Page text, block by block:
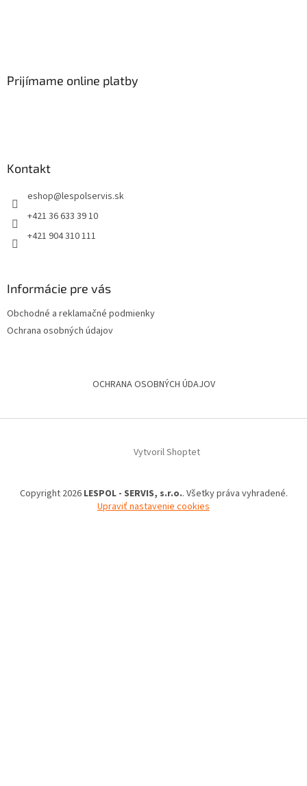
Prijímame online platby
Kontakt
eshop@lespolservis.sk
+421 36 633 39 10
+421 904 310 111
Informácie pre vás
Obchodné a reklamačné podmienky
Ochrana osobných údajov
OCHRANA OSOBNÝCH ÚDAJOV
Vytvoril Shoptet
Copyright 2026 LESPOL - SERVIS, s.r.o.. Všetky práva vyhradené.
Upraviť nastavenie cookies